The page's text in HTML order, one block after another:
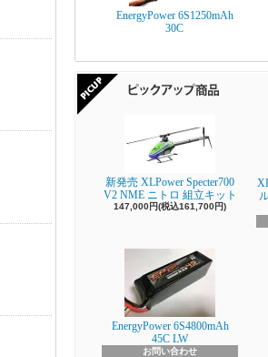
EnergyPower 6S1250mAh
30C
新発売 XLPower Specter700
V2 NME ニトロ 組立キット
147,000円(税込161,700円)
EnergyPower 6S4800mAh
45C LW
お問い合わせ